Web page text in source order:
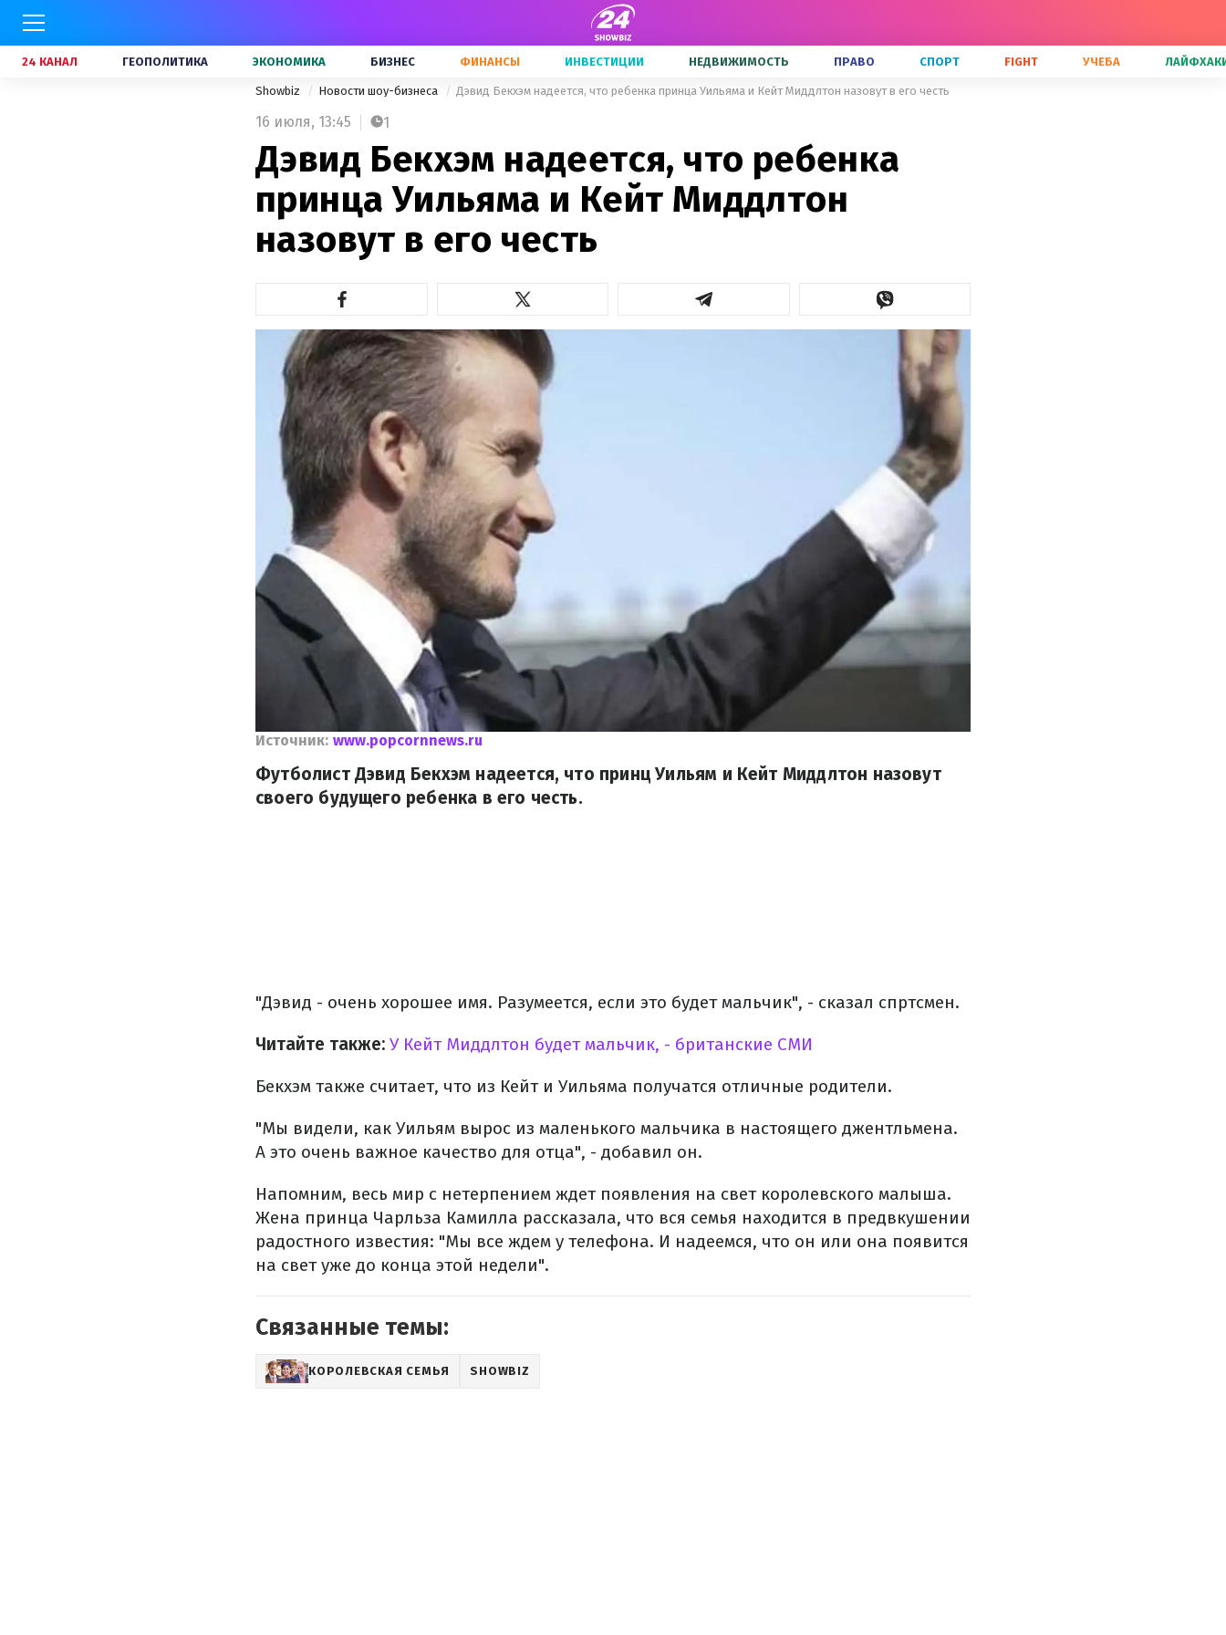
24 КАНАЛ ГЕОПОЛИТИКА ЭКОНОМИКА БИЗНЕС ФИНАНСЫ ИНВЕСТИЦИИ НЕДВИЖИМОСТЬ ПРАВО СПОРТ FIGHT УЧЕБА
Showbiz Новости шоу-бизнеса Дэвид Бекхэм надеется, что ребенка принца Уильяма и Кейт Миддлтон назовут в его честь
16 июля, 13:45 1
Дэвид Бекхэм надеется, что ребенка
принца Уильяма и Кейт Миддлтон
назовут в его честь
Источник: www.popcornnews.ru
Футболист Дэвид Бекхэм надеется, что принц Уильям и Кейт Миддлтон назовут
своего будущего ребенка в его честь.
"Дэвид - очень хорошее имя. Разумеется, если это будет мальчик", - сказал спртсмен.
Читайте также: У Кейт Миддлтон будет мальчик, - британские СМИ
Бекхэм также считает, что из Кейт и Уильяма получатся отличные родители.
"Мы видели, как Уильям вырос из маленького мальчика в настоящего джентльмена.
А это очень важное качество для отца", - добавил он.
Напомним, весь мир с нетерпением ждет появления на свет королевского малыша.
Жена принца Чарльза Камилла рассказала, что вся семья находится в предвкушении
радостного известия: "Мы все ждем у телефона. И надеемся, что он или она появится
на свет уже до конца этой недели".
Связанные темы:
КОРОЛЕВСКАЯ СЕМЬЯ SHOWBIZ